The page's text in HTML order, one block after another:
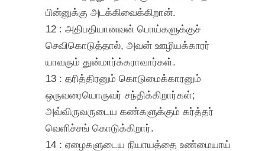
பின்னுக்கு அடக்கிவைக்கிறான்.
12 : அதிபதியானவன் பொய்களுக்குச்
செவிகொடுத்தால், அவன் ஊழியக்காரர்
யாவரும் துன்மார்க்கராவார்கள்.
13 : தரித்திரனும் கொடுமைக்காரனும்
ஒருவரையொருவர் சந்திக்கிறார்கள்;
அவ்விருவருடைய கண்களுக்கும் கர்த்தர்
வெளிச்சங் கொடுக்கிறார்.
14 : ஏழைகளுடைய நியாயத்தை உண்மையாய்